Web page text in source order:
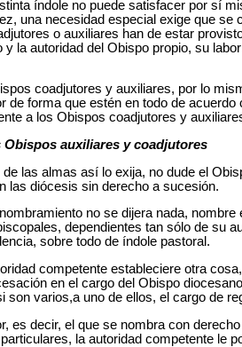
índole no puede satisfacer por sí
una necesidad especial exige que
o auxiliares han de estar
y la autoridad del Obispo propio, su
coadjutores y auxiliares, por lo
de forma que estén en todo de
a los Obispos coadjutores y
Obispos auxiliares y coadjutores
de las almas así lo exija, no dude el
las diócesis sin derecho a sucesión.
no se dijera nada,
dependientes tan sólo de su
sobre todo de índole pastoral.
competente estableciere otra
en el cargo del Obispo
son varios,a uno de ellos, el cargo de
es decir, el que se nombra con
la autoridad competente le